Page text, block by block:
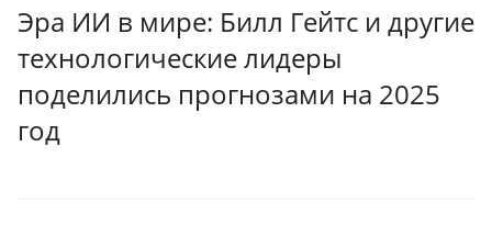
Эра ИИ в мире: Билл Гейтс и другие
технологические лидеры
поделились прогнозами на 2025
год